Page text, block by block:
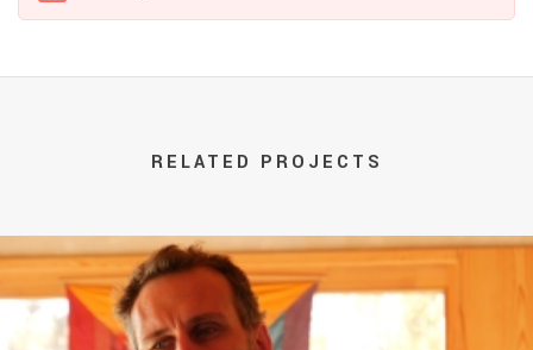
RELATED PROJECTS